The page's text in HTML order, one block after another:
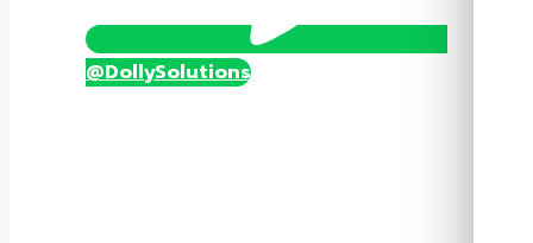
@DollySolutions